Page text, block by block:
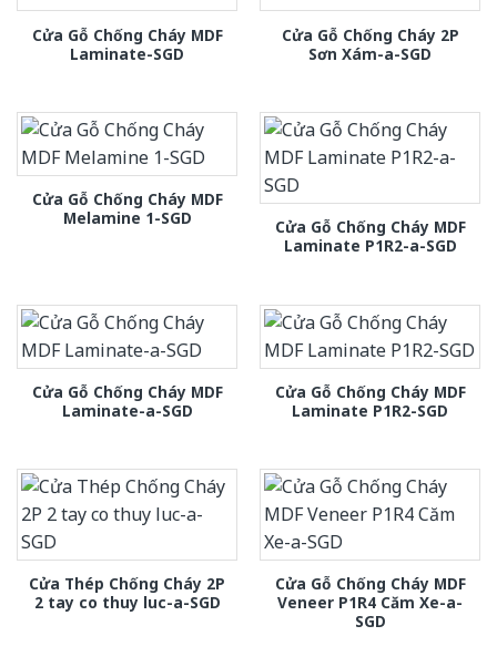
Cửa Gỗ Chống Cháy MDF
Laminate-SGD
Cửa Gỗ Chống Cháy 2P
Sơn Xám-a-SGD
Cửa Gỗ Chống Cháy MDF
Melamine 1-SGD
Cửa Gỗ Chống Cháy MDF
Laminate P1R2-a-SGD
Cửa Gỗ Chống Cháy MDF
Laminate-a-SGD
Cửa Gỗ Chống Cháy MDF
Laminate P1R2-SGD
Cửa Thép Chống Cháy 2P
2 tay co thuy luc-a-SGD
Cửa Gỗ Chống Cháy MDF
Veneer P1R4 Căm Xe-a-
SGD